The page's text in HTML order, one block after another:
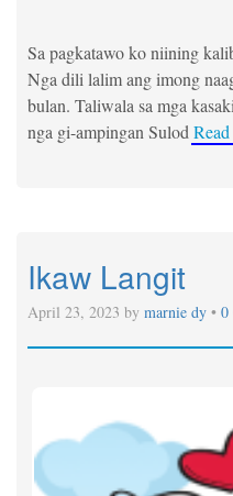
Sa pagkatawo ko niining
Nga dili lalim ang imong
bulan. Taliwala sa mga
nga gi-ampingan Sulod
Ikaw Langit
April 23, 2023 by marnie dy • 0